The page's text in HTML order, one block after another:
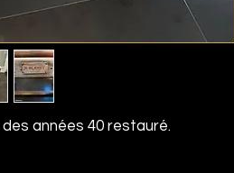
des années 40 restauré.